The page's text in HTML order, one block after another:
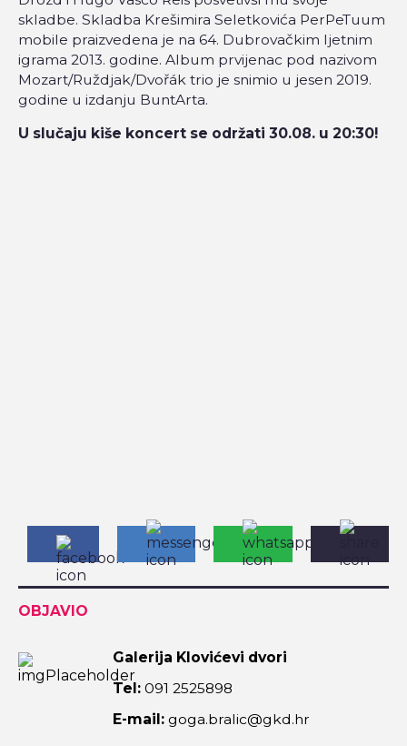
skladbe. Skladba Krešimira Seletkovića PerPeTuum
mobile praizvedena je na 64. Dubrovačkim ljetnim
igrama 2013. godine. Album prvijenac pod nazivom
Mozart/Ruždjak/Dvořák trio je snimio u jesen 2019.
godine u izdanju BuntArta.
U slučaju kiše koncert se održati 30.08. u 20:30!
OBJAVIO
Galerija Klovićevi dvori
Tel: 091 2525898
E-mail: goga.bralic@gkd.hr